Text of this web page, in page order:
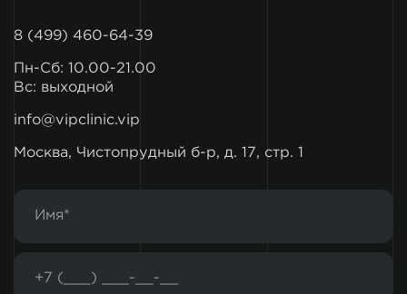
8 (499) 460-64-39
Пн-Сб: 10.00-21.00
Вс: выходной
info@vipclinic.vip
Москва, Чистопрудный б-р, д. 17, стр. 1